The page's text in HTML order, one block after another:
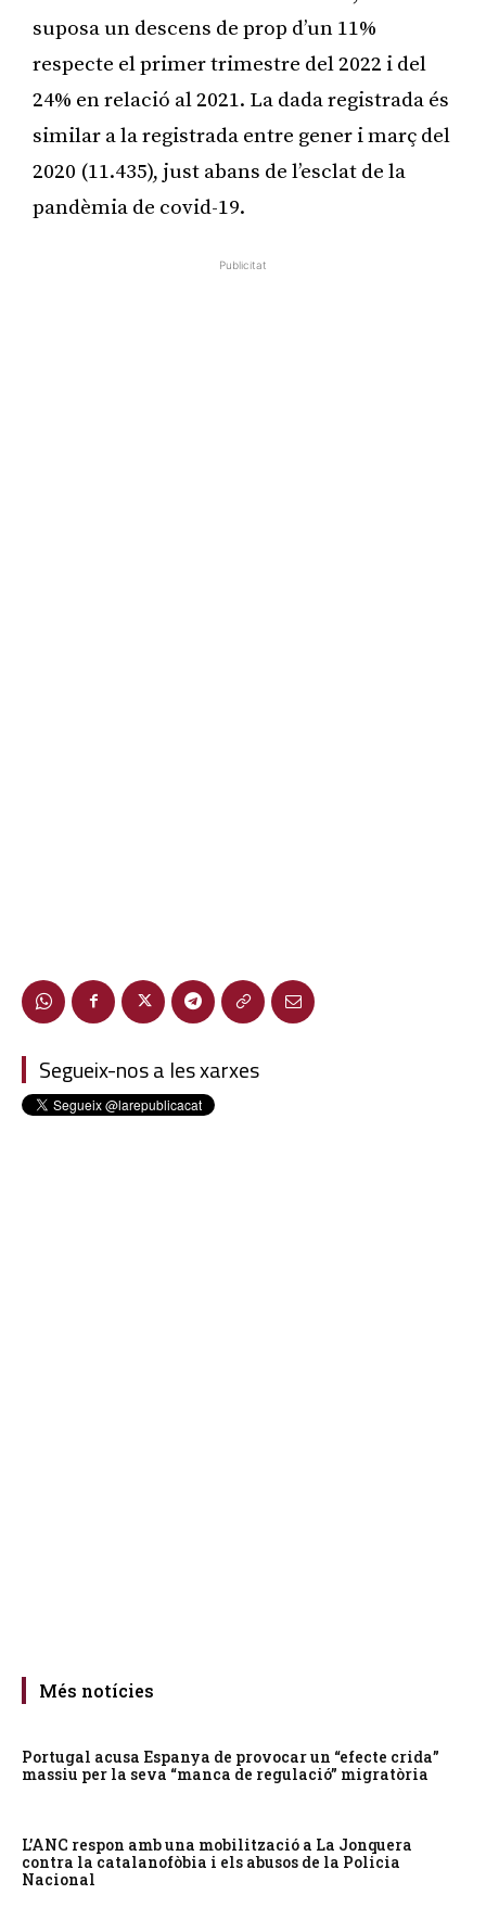
suposa un descens de prop d’un 11%
respecte el primer trimestre del 2022 i del
24% en relació al 2021. La dada registrada és
similar a la registrada entre gener i març del
2020 (11.435), just abans de l’esclat de la
pandèmia de covid-19.
Publicitat
Segueix-nos a les xarxes
Més notícies
Portugal acusa Espanya de provocar un “efecte crida”
massiu per la seva “manca de regulació” migratòria
L’ANC respon amb una mobilització a La Jonquera
contra la catalanofòbia i els abusos de la Policia
Nacional